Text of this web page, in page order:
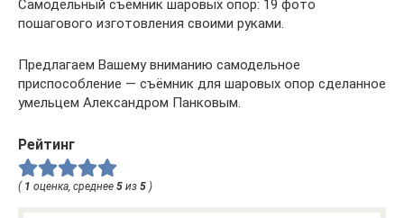
Самодельный съемник шаровых опор: 19 фото
пошагового изготовления своими руками.
Предлагаем Вашему вниманию самодельное
приспособление — съёмник для шаровых опор сделанное
умельцем Александром Панковым.
Рейтинг
( 1 оценка, среднее 5 из 5 )